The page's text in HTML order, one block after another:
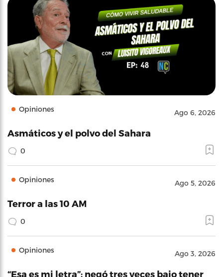
Opiniones Ago 6, 2026
Asmáticos y el polvo del Sahara
0
Opiniones Ago 5, 2026
Terror a las 10 AM
0
Opiniones Ago 3, 2026
“Esa es mi letra”: negó tres veces bajo tener